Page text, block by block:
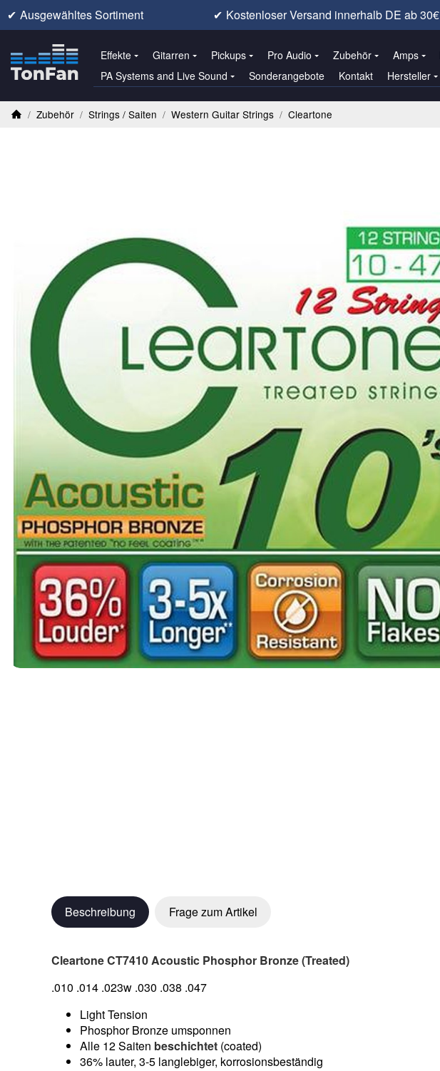
✔ Ausgewähltes Sortiment ✔ Kostenloser Versand innerhalb DE ab 30€
Effekte Gitarren Pickups Pro Audio Zubehör Amps
PA Systems and Live Sound
Sonderangebote Kontakt Hersteller
/ Zubehör / Strings / Saiten / Western Guitar Strings / Cleartone
Beschreibung Frage zum Artikel
Cleartone CT7410 Acoustic Phosphor Bronze (Treated)
.010 .014 .023w .030 .038 .047
Light Tension
Phosphor Bronze umsponnen
Alle 12 Saiten beschichtet (coated)
36% lauter, 3-5 langlebiger, korrosionsbeständig